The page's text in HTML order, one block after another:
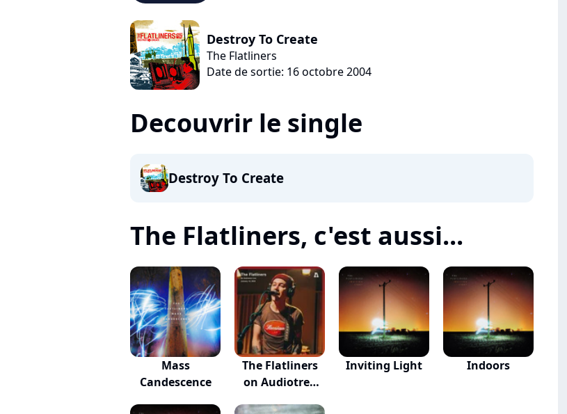
Destroy To Create
The Flatliners
Date de sortie: 16 octobre 2004
Decouvrir le single
Destroy To Create
The Flatliners, c'est aussi...
Mass
Candescence
The Flatliners
on Audiotree
Inviting Light Indoors